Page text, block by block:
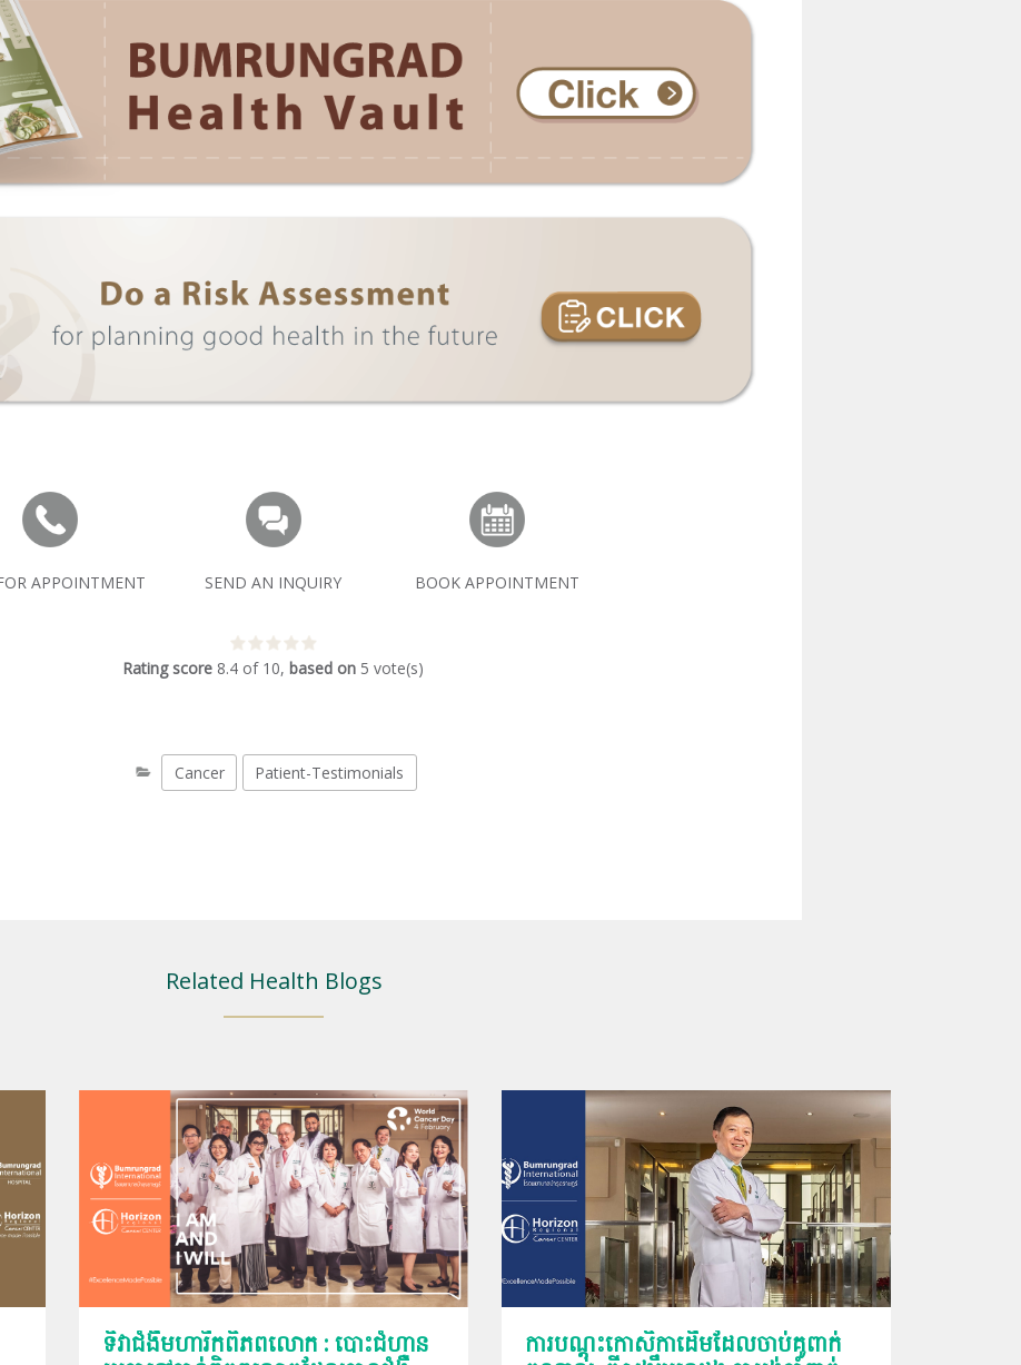
APPOINTMENT SEND AN INQUIRY BOOK APPOINTMENT
Rating score 8.4 of 10,based on 5 vote(s)
Cancer Patient-Testimonials
Related Health Blogs
ទិវាជំងឺមហារីកពិភពលោក : បោះជំហាន
ការបណ្ដុះកោសិកាដើមដែលចាប់គូពាក់